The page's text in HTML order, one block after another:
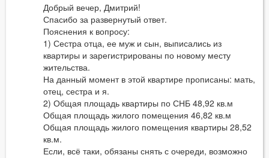
Добрый вечер, Дмитрий!
Спасибо за развернутый ответ.
Пояснения к вопросу:
1) Сестра отца, ее муж и сын, выписались из
квартиры и зарегистрированы по новому месту
жительства.
На данный момент в этой квартире прописаны: мать,
отец, сестра и я.
2) Общая площадь квартиры по СНБ 48,92 кв.м
Общая площадь жилого помещения 46,82 кв.м
Общая площадь жилого помещения квартиры 28,52
кв.м.
Если, всё таки, обязаны снять с очереди, возможно